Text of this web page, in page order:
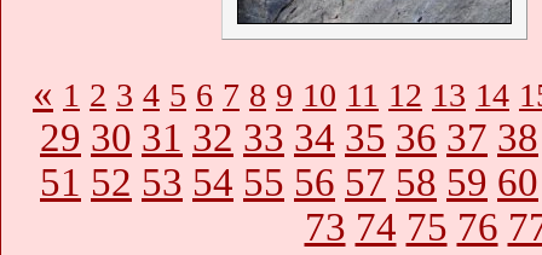
« 1 2 3 4 5 6 7 8 9 10 11 12 13 14
29 30 31 32 33 34 35 36 37 38
51 52 53 54 55 56 57 58 59 60
73 74 75 76